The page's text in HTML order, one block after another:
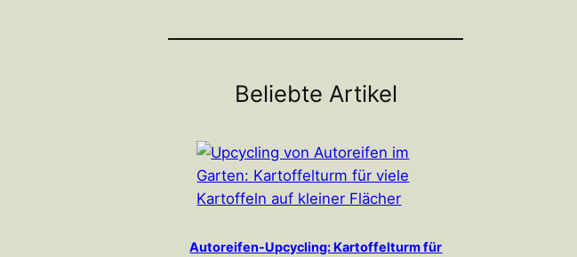
Beliebte Artikel
Autoreifen-Upcycling: Kartoffelturm für